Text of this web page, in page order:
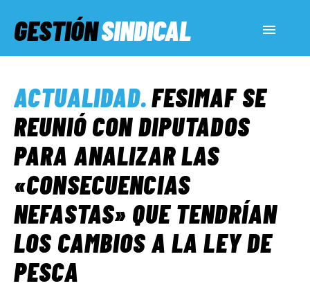
GESTIÓNSINDICAL
SERVICIOS SOCIALES
INFORMES ESPECIALES
FUERA DE MEGÁFONO
EL LADO «G»
ACTUALIDAD.FESIMAF SE
REUNIÓ CON DIPUTADOS
PARA ANALIZAR LAS
«CONSECUENCIAS
NEFASTAS» QUE TENDRÍAN
LOS CAMBIOS A LA LEY DE
PESCA